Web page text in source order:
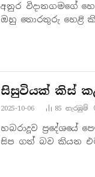
අනුර විදානගමගේ
ඔහු තොරතුරු හෙළි
සිසුවියක් කිස්
2025-10-06 85 නැරඹු​ම්
හබරාදූව ප්‍රදේශයේ
සිප ගත් බව කියන